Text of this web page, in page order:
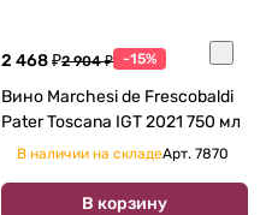
2 468 ₽2 904 ₽ -15%
Вино Marchesi de Frescobaldi
Pater Toscana IGT 2021 750 мл
В наличии на складеАрт. 7870
В корзину